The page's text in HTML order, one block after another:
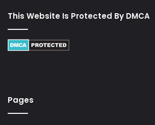
This Website Is Protected By DMCA
Pages